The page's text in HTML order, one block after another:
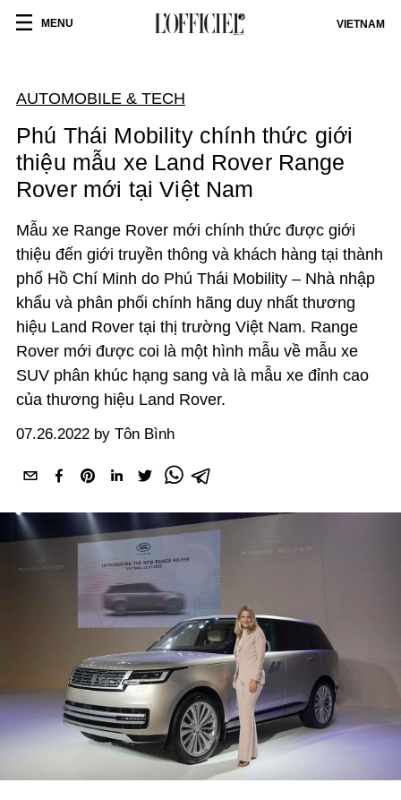
MENU VIETNAM
AUTOMOBILE & TECH
Phú Thái Mobility chính thức giới
thiệu mẫu xe Land Rover Range
Rover mới tại Việt Nam
Mẫu xe Range Rover mới chính thức được giới
thiệu đến giới truyền thông và khách hàng tại thành
phố Hồ Chí Minh do Phú Thái Mobility – Nhà nhập
khẩu và phân phối chính hãng duy nhất thương
hiệu Land Rover tại thị trường Việt Nam. Range
Rover mới được coi là một hình mẫu về mẫu xe
SUV phân khúc hạng sang và là mẫu xe đỉnh cao
của thương hiệu Land Rover.
07.26.2022 by Tôn Bình